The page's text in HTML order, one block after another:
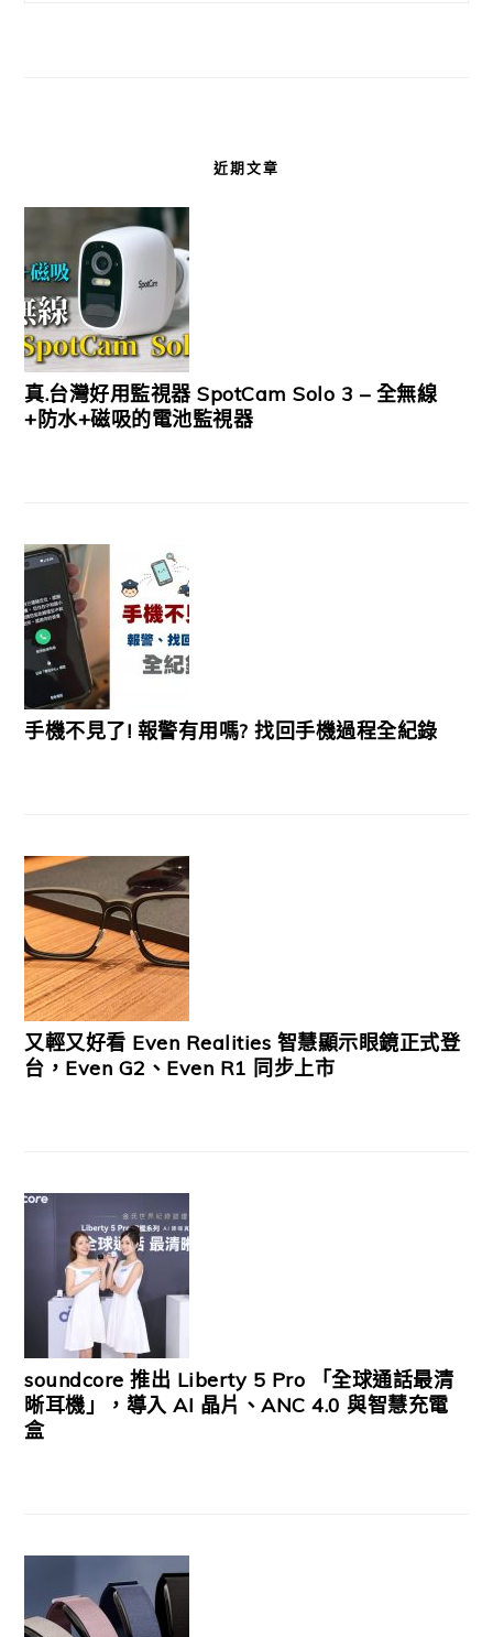
近期文章
真.台灣好用監視器 SpotCam Solo 3 – 全無線
+防水+磁吸的電池監視器
手機不見了! 報警有用嗎? 找回手機過程全紀錄
又輕又好看 Even Realities 智慧顯示眼鏡正式登
台，Even G2、Even R1 同步上市
soundcore 推出 Liberty 5 Pro 「全球通話最清
晰耳機」，導入 AI 晶片、ANC 4.0 與智慧充電
盒